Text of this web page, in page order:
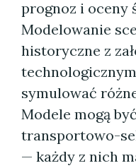
prognoz i oceny
Modelowanie
historyczne z
symulować
Modele mogą
transportowo-
— każdy z nich